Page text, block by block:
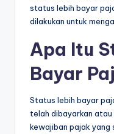
status lebih bayar
dilakukan untuk
Apa Itu
Bayar
Status lebih bayar
telah dibayarkan
kewajiban pajak yang